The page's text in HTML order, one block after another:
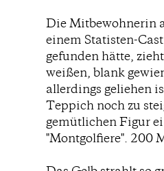
Die Mitbewohnerin
einem Statisten-
gefunden hätte,
weißen, blank
allerdings geliehen
Teppich noch zu
gemütlichen Figur
"Montgolfiere". 200